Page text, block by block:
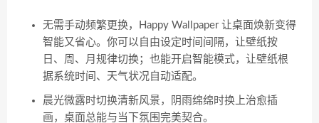
无需手动频繁更换，Happy Wallpaper 让桌面焕新变得
智能又省心。你可以自由设定时间间隔，让壁纸按
日、周、月规律切换；也能开启智能模式，让壁纸根
据系统时间、天气状况自动适配。
晨光微露时切换清新风景，阴雨绵绵时换上治愈插
画，桌面总能与当下氛围完美契合。